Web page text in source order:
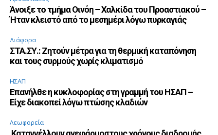
Άνοιξε το τμήμα Οινόη – Χαλκίδα του Προαστιακού –
Ήταν κλειστό από το μεσημέρι λόγω πυρκαγιάς
Διάφορα
ΣΤΑ.ΣΥ.: Ζητούν μέτρα για τη θερμική καταπόνηση
και τους συρμούς χωρίς κλιματισμό
ΗΣΑΠ
Επανήλθε η κυκλοφορίας στη γραμμή του ΗΣΑΠ –
Είχε διακοπεί λόγω πτώσης κλαδιών
Λεωφορεία